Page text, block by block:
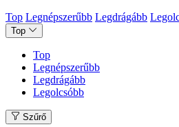
Top Legnépszerűbb Legdrágább
Top
Top
Legnépszerűbb
Legdrágább
Legolcsóbb
Szűrő